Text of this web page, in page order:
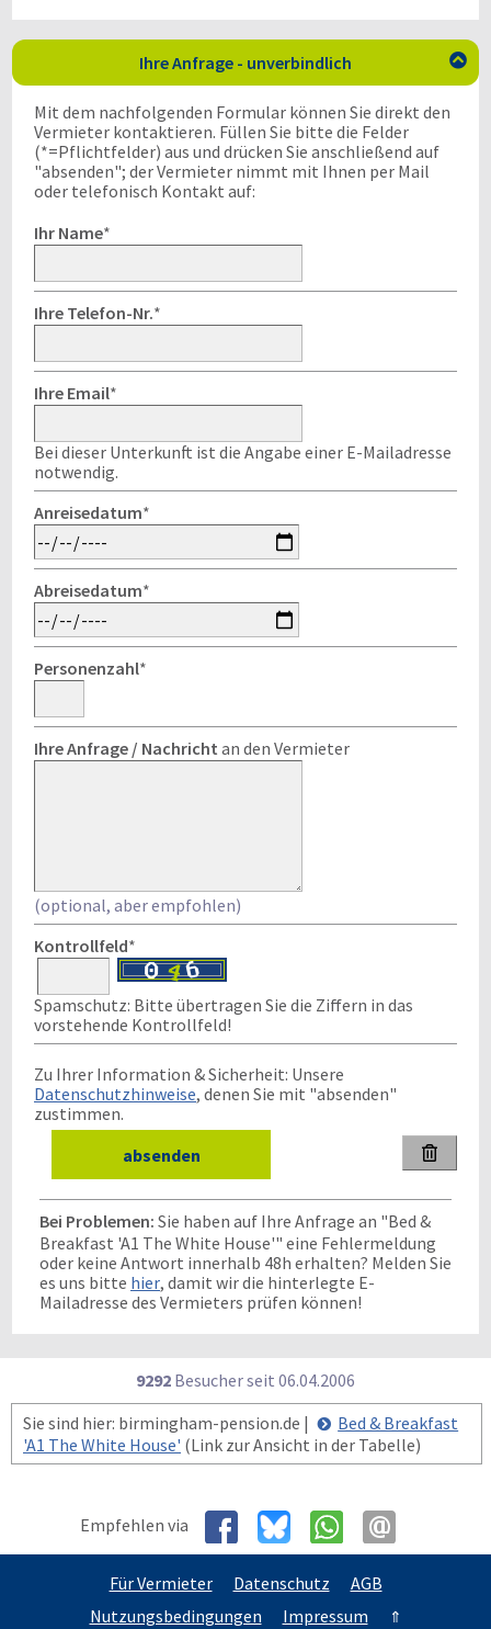
Ihre Anfrage - unverbindlich 
Mit dem nachfolgenden Formular können Sie direkt den
Vermieter kontaktieren. Füllen Sie bitte die Felder
(*=Pflichtfelder) aus und drücken Sie anschließend auf
"absenden"; der Vermieter nimmt mit Ihnen per Mail
oder telefonisch Kontakt auf:
Ihr Name*
Ihre Telefon-Nr.*
Ihre Email*
Bei dieser Unterkunft ist die Angabe einer E-Mailadresse
notwendig.
Anreisedatum*
Abreisedatum*
Personenzahl*
Ihre Anfrage / Nachricht an den Vermieter
(optional, aber empfohlen)
Kontrollfeld*
Spamschutz: Bitte übertragen Sie die Ziffern in das
vorstehende Kontrollfeld!
Zu Ihrer Information & Sicherheit: Unsere
Datenschutzhinweise, denen Sie mit "absenden"
zustimmen.

Bei Problemen: Sie haben auf Ihre Anfrage an "Bed &
Breakfast 'A1 The White House'" eine Fehlermeldung
oder keine Antwort innerhalb 48h erhalten? Melden Sie
es uns bitte hier, damit wir die hinterlegte E-
Mailadresse des Vermieters prüfen können!
9292 Besucher seit 06.04.2006
Sie sind hier: birmingham-pension.de |
Bed & Breakfast
'A1 The White House' (Link zur Ansicht in der Tabelle)
Empfehlen via
Für Vermieter Datenschutz
AGB
Nutzungsbedingungen
Impressum ⇑